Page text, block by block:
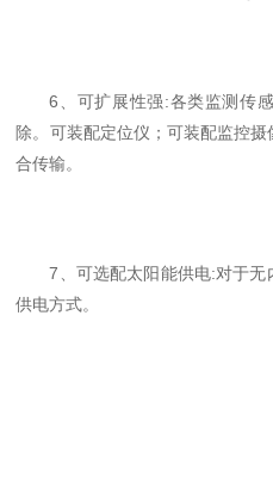
6、可扩展性强:各类监测传
除。可装配定位仪；可装配监控
合传输。
7、 可选配太阳能供电:对于无
供电方式。